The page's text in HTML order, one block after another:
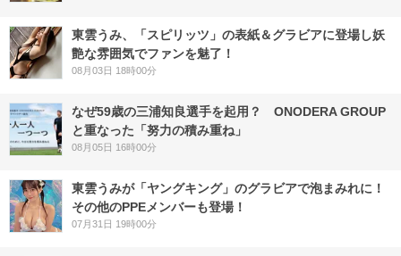
東雲うみ、「スピリッツ」の表紙＆グラビアに登場し妖
艶な雰囲気でファンを魅了！
08月03日 18時00分
なぜ59歳の三浦知良選手を起用？ ONODERA GROUP
と重なった「努力の積み重ね」
08月05日 16時00分
東雲うみが「ヤングキング」のグラビアで泡まみれに！
その他のPPEメンバーも登場！
07月31日 19時00分